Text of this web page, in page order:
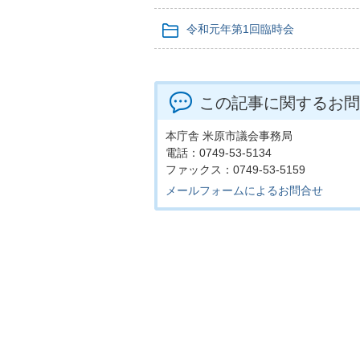
令和元年第1回臨時会
この記事に関するお
本庁舎 米原市議会事務局
電話：0749-53-5134
ファックス：0749-53-5159
メールフォームによるお問合せ